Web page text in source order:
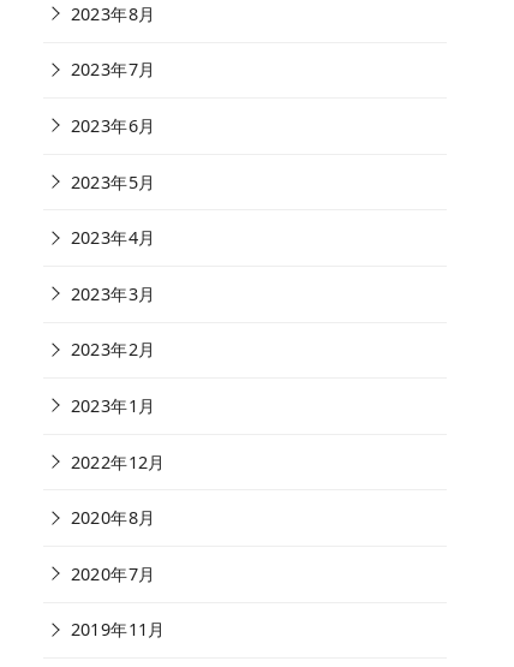
2023年8月
2023年7月
2023年6月
2023年5月
2023年4月
2023年3月
2023年2月
2023年1月
2022年12月
2020年8月
2020年7月
2019年11月